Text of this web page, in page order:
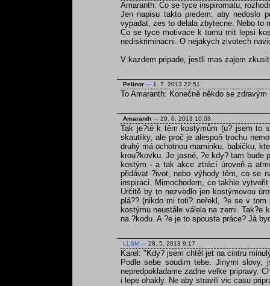
Amaranth: Co se tyce inspiromatu,
Jen napisu takto predem, aby nedoslo
vypadat, zes to delala zbytecne. Nebo to
Co se tyce motivace k tomu mit lepsi
nediskriminacni. O nejakych zivotech
V kazdem pripade, jestli mas zajem
Pelinor --- 1. 7. 2013 22:51
To Amaranth: Konečně někdo se zdravým
Amaranth --- 29. 6. 2013 10:03
Tak je?tě k těm kostýmům (u? jsem to
skautíky, ale proč je alespoň trochu
druhý má ochotnou maminku, babičku,
krou?kovku. Je jasné, ?e kdy? tam
kostým - a tak akce ztrácí úroveň a
přidávat ?ivot, nebo výhody těm, co se
inspiraci. Mimochodem, co takhle
Určitě by to nezvedlo jen kostýmovou
plá?? (nikdo mi toti? neřekl, ?e se v
kostýmu neustále válela na zemi. Tak?e
na ?kodu. A ?e je to spousta práce? Já
LLSM --- 28. 5. 2013 9:17
Karel: "Kdy? jsem chtěl jet na cintru
Podle sebe soudim tebe. Jinymi
nepredpokladame zadne velke pripravy.
i lepe ohakly. Ne aby stravili vic casu